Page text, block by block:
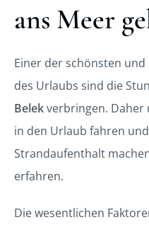
ans Meer
Einer der schönsten
des Urlaubs sind die
Belekverbringen. Daher
in den Urlaub fahren
Strandaufenthalt
erfahren.
Die wesentlichen